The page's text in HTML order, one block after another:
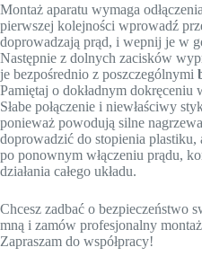
Montaż aparatu wymaga
pierwszej kolejności wprowadź
doprowadzają prąd, i wepnij je w
Następnie z dolnych zacisków
je bezpośrednio z poszczególnymi
Pamiętaj o dokładnym
Słabe połączenie i niewłaściwy
ponieważ powodują silne
doprowadzić do stopienia
po ponownym włączeniu prądu,
działania całego układu.
Chcesz zadbać o bezpieczeństwo
mną i zamów profesjonalny montaż
Zapraszam do współpracy!